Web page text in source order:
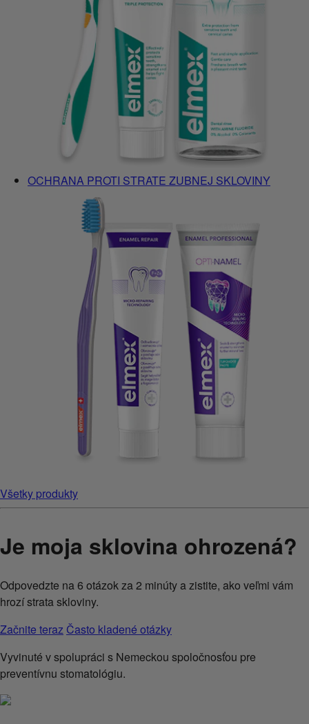
OCHRANA PROTI STRATE ZUBNEJ SKLOVINY
Všetky produkty
Je moja sklovina ohrozená?
Odpovedzte na 6 otázok za 2 minúty a zistite, ako veľmi vám
hrozí strata skloviny.
Začnite teraz Často kladené otázky
Vyvinuté v spolupráci s Nemeckou spoločnosťou pre
preventívnu stomatológiu.